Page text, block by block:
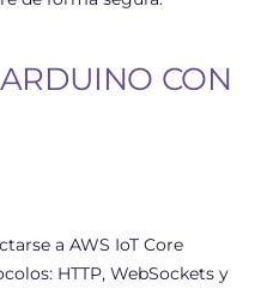
CON
a AWS IoT Core
HTTP, WebSockets y